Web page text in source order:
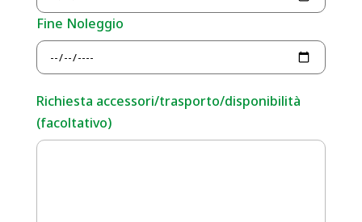
Fine Noleggio
Richiesta accessori/trasporto/disponibilità
(facoltativo)